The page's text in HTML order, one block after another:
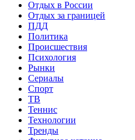
Отдых в России
Отдых за границей
ПДД
Политика
Происшествия
Психология
Рынки
Сериалы
Спорт
ТВ
Теннис
Технологии
Тренды